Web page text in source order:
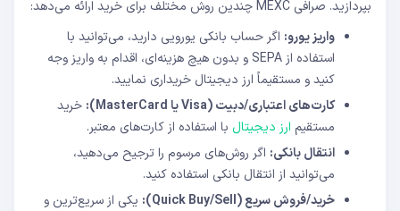
بپردازید. صرافی MEXC چندین روش مختلف برای خرید ارائه می‌دهد:
واریز یورو: اگر حساب بانکی یورویی دارید، می‌توانید با
استفاده از SEPA و بدون هیچ هزینه‌ای، اقدام به واریز وجه
کنید و مستقیماً ارز دیجیتال خریداری نمایید.
کارت‌های اعتباری/دبیت (Visa یا MasterCard):
خرید
مستقیم ارز دیجیتال با استفاده از کارت‌های معتبر.
انتقال بانکی: اگر روش‌های مرسوم را ترجیح می‌دهید،
می‌توانید از انتقال بانکی استفاده کنید.
خرید/فروش سریع(Quick Buy/Sell):
یکی از سریع‌ترین و